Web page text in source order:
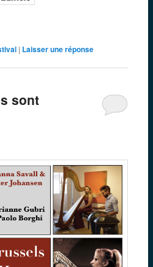
| Laisser une réponse
sont